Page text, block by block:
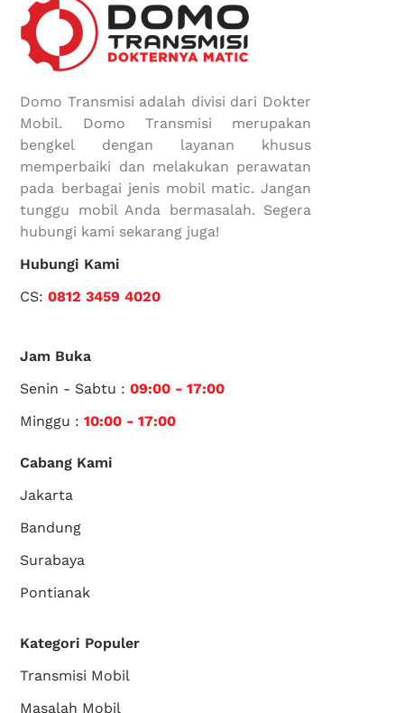
Domo Transmisi adalah divisi dari Dokter
Mobil. Domo Transmisi merupakan
bengkel dengan layanan khusus
memperbaiki dan melakukan perawatan
pada berbagai jenis mobil matic. Jangan
tunggu mobil Anda bermasalah. Segera
hubungi kami sekarang juga!
Hubungi Kami
CS:0812 3459 4020
Jam Buka
Senin - Sabtu :09:00 - 17:00
Minggu :10:00 - 17:00
Cabang Kami
Jakarta
Bandung
Surabaya
Pontianak
Kategori Populer
Transmisi Mobil
Masalah Mobil